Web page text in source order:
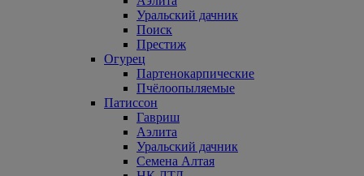
Уральский дачник
Поиск
Престиж
Огурец
Партенокарпические
Пчёлоопыляемые
Патиссон
Гавриш
Аэлита
Уральский дачник
Семена Алтая